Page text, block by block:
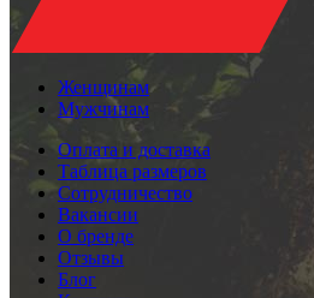
Женщинам
Мужчинам
Оплата и доставка
Таблица размеров
Сотрудничество
Вакансии
О бренде
Отзывы
Блог